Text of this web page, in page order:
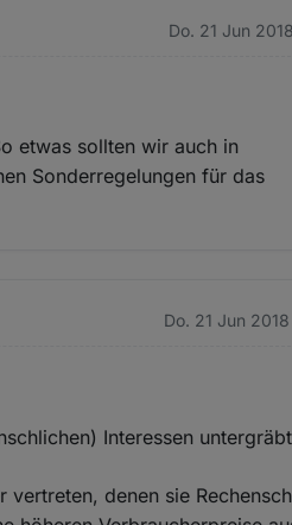
Do. 21 Jun
etwas sollten wir auch in
Sonderregelungen für das
Do. 21 Jun
Interessen
vertreten, denen sie